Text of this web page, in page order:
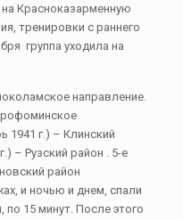
Красноказарменную
тренировки с раннего
группа уходила на
направление.
1941 г.) – Клинский
– Рузский район . 5-е
район
и ночью и днем, спали
15 минут. После этого